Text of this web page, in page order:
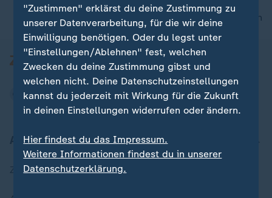
nach oben
Aktuell bei ZDFheute
Zuletzt veröffentlicht
"Zustimmen" erklärst du deine Zustimmung zu
unserer Datenverarbeitung, für die wir deine
Einwilligung benötigen. Oder du legst unter
"Einstellungen/Ablehnen" fest, welchen
Zwecken du deine Zustimmung gibst und
welchen nicht. Deine Datenschutzeinstellungen
kannst du jederzeit mit Wirkung für die Zukunft
in deinen Einstellungen widerrufen oder ändern.
Hier findest du das Impressum.
Weitere Informationen findest du in unserer
Datenschutzerklärung.